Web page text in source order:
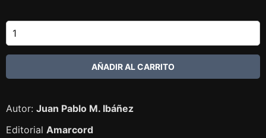
Autor: Juan Pablo M. Ibáñez
Editorial Amarcord